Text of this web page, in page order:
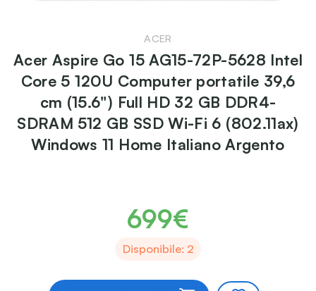
ACER
Acer Aspire Go 15 AG15-72P-5628 Intel
Core 5 120U Computer portatile 39,6
cm (15.6") Full HD 32 GB DDR4-
SDRAM 512 GB SSD Wi-Fi 6 (802.11ax)
Windows 11 Home Italiano Argento
699€
Disponibile: 2